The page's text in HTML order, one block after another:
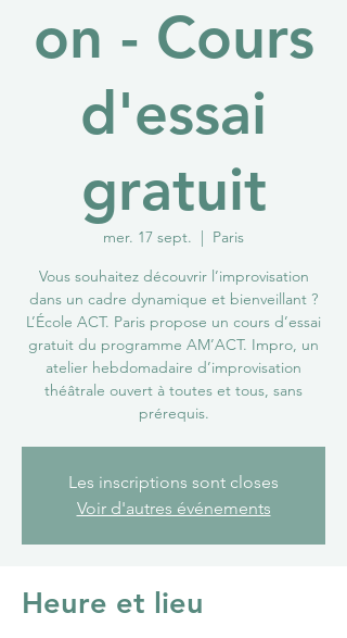
on - Cours
d'essai
gratuit
mer. 17 sept.
  |
Paris
Vous souhaitez découvrir l’improvisation
dans un cadre dynamique et bienveillant ?
L’École ACT. Paris propose un cours d’essai
gratuit du programme AM’ACT. Impro, un
atelier hebdomadaire d’improvisation
théâtrale ouvert à toutes et tous, sans
prérequis.
Les inscriptions sont closes
Voir d'autres événements
Heure et lieu